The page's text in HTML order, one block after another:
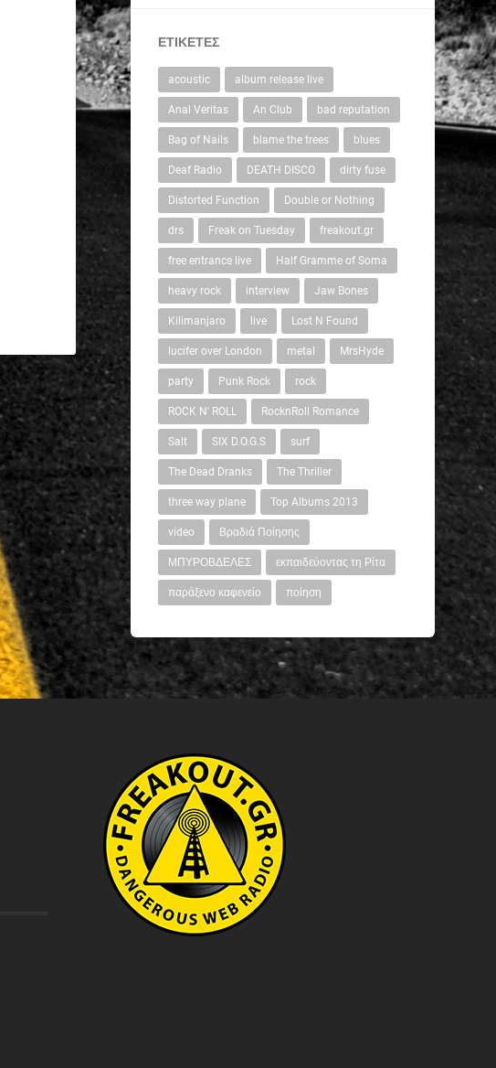
ΕΤΙΚΈΤΕΣ
acoustic album release live
Anal Veritas An Club bad reputation
Bag of Nails blame the trees blues
Deaf Radio DEATH DISCO dirty fuse
Distorted Function Double or Nothing
drs Freak on Tuesday freakout.gr
free entrance live Half Gramme of Soma
heavy rock interview Jaw Bones
Kilimanjaro live Lost N Found
lucifer over London metal MrsHyde
party Punk Rock rock
ROCK N' ROLL RocknRoll Romance
Salt SIX D.O.G.S surf
The Dead Dranks The Thriller
three way plane Top Albums 2013
video Βραδιά Ποίησης
ΜΠΥΡΟΒΔΕΛΕΣ εκπαιδεύοντας τη Ρίτα
παράξενο καφενείο ποίηση